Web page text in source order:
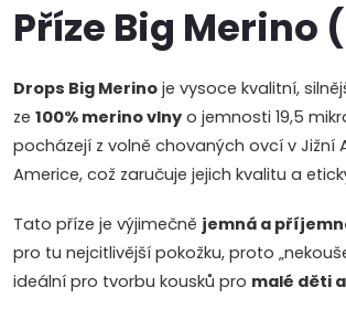
Příze Big Merino
Drops Big Merino je vysoce kvalitní,
ze 100% merino vlny o jemnosti 19,5
pocházejí z volně chovaných ovcí v Jižní
Americe, což zaručuje jejich kvalitu a
Tato příze je výjimečně jemná a
pro tu nejcitlivější pokožku, proto
ideální pro tvorbu kousků pro malé děti